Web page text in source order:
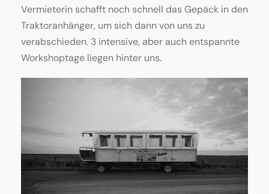
Vermieterin schafft noch schnell das Gepäck in den
Traktoranhänger, um sich dann von uns zu
verabschieden. 3 intensive, aber auch entspannte
Workshoptage liegen hinter uns.